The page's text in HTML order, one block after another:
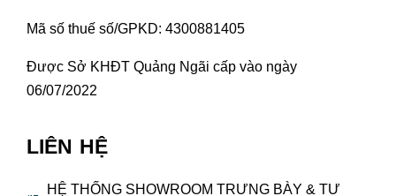
Mã số thuế số/GPKD: 4300881405
Được Sở KHĐT Quảng Ngãi cấp vào ngày
06/07/2022
LIÊN HỆ
HỆ THỐNG SHOWROOM TRƯNG BÀY & TƯ